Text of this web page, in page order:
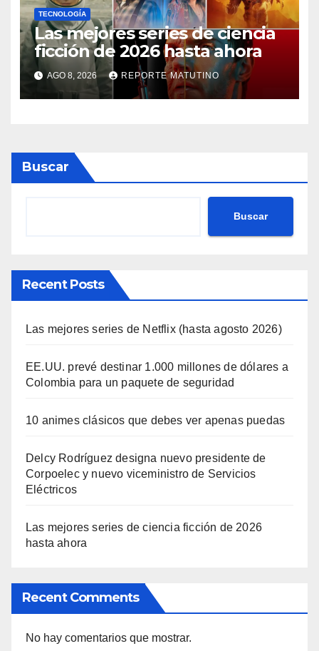
TECNOLOGÍA
Las mejores series de ciencia
ficción de 2026 hasta ahora
AGO 8, 2026 REPORTE MATUTINO
Buscar
Buscar
Recent Posts
Las mejores series de Netflix (hasta agosto 2026)
EE.UU. prevé destinar 1.000 millones de dólares a
Colombia para un paquete de seguridad
10 animes clásicos que debes ver apenas puedas
Delcy Rodríguez designa nuevo presidente de
Corpoelec y nuevo viceministro de Servicios
Eléctricos
Las mejores series de ciencia ficción de 2026
hasta ahora
Recent Comments
No hay comentarios que mostrar.